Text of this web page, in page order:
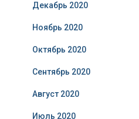
Декабрь 2020
Ноябрь 2020
Октябрь 2020
Сентябрь 2020
Август 2020
Июль 2020